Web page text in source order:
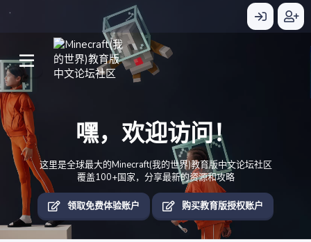
嘿，欢迎访问！
这里是全球最大的Minecraft(我的世界)教育版中文论坛社区
覆盖100+国家，分享最新的资源和攻略
领取免费体验账户 购买教育版授权账户